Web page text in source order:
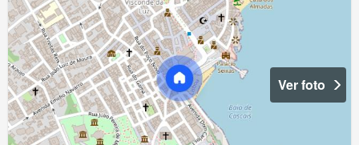
Ver foto